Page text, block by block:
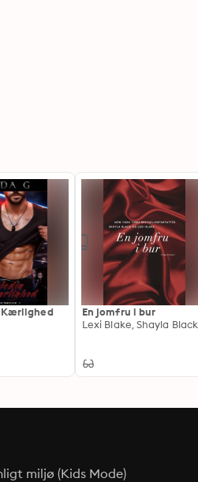
En jomfru i bur
Lexi Blake, Shayla Black
miljø (Kids Mode)